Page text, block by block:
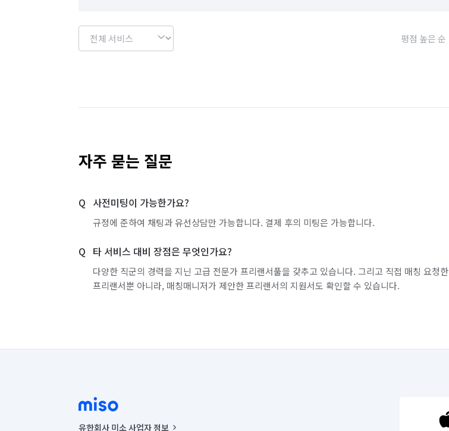
자주 묻는 질문
사전미팅이 가능한가요?
규정에 준하여 채팅과 유선상담만 가능합니다. 결제 후의 미팅은 가능합니다.
타 서비스 대비 장점은 무엇인가요?
다양한 직군의 경력을 지닌 고급 전문가 프리랜서풀을 갖추고 있습니다. 그리고 직접 매칭 요청한
프리랜서뿐 아니라, 매칭매니저가 제안한 프리랜서의 지원서도 확인할 수 있습니다.
유한회사 미소 사업자 정보